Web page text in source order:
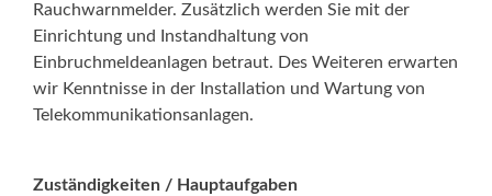
Rauchwarnmelder. Zusätzlich werden Sie mit der
Einrichtung und Instandhaltung von
Einbruchmeldeanlagen betraut. Des Weiteren erwarten
wir Kenntnisse in der Installation und Wartung von
Telekommunikationsanlagen.
Zuständigkeiten / Hauptaufgaben